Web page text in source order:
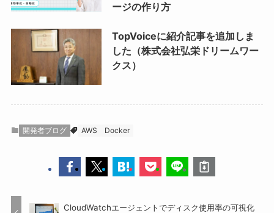
ージの作り方
TopVoiceに紹介記事を追加しま
した（株式会社弘栄ドリームワー
クス）
開発者ブログ AWS Docker
CloudWatchエージェントでディスク使用率の可視化